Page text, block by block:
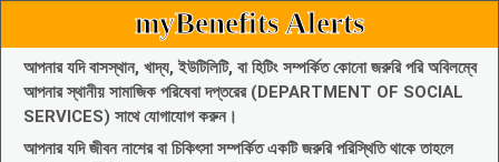
myBenefits Alerts
আপনার যদি বাসস্থান, খাদ্য, ইউটিলিটি, বা হিটিং সম্পর্কিত কোনো জরুরি পরি অবিলম্বে
আপনার স্থানীয় সামাজিক পরিষেবা দপ্তরের (DEPARTMENT OF SOCIAL
SERVICES) সাথে যোগাযোগ করুন।
আপনার যদি জীবন নাশের বা চিকিৎসা সম্পর্কিত একটি জরুরি পরিস্থিতি থাকে তাহলে